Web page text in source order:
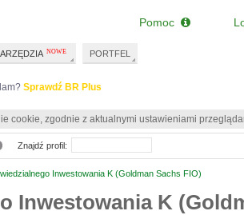
Sprawdź BR Plus
cookie, zgodnie z aktualnymi ustawieniami
Inwestowania K (Goldman Sachs FIO)
Inwestowania K
Znajdź profil:
PORTFEL
Pomoc